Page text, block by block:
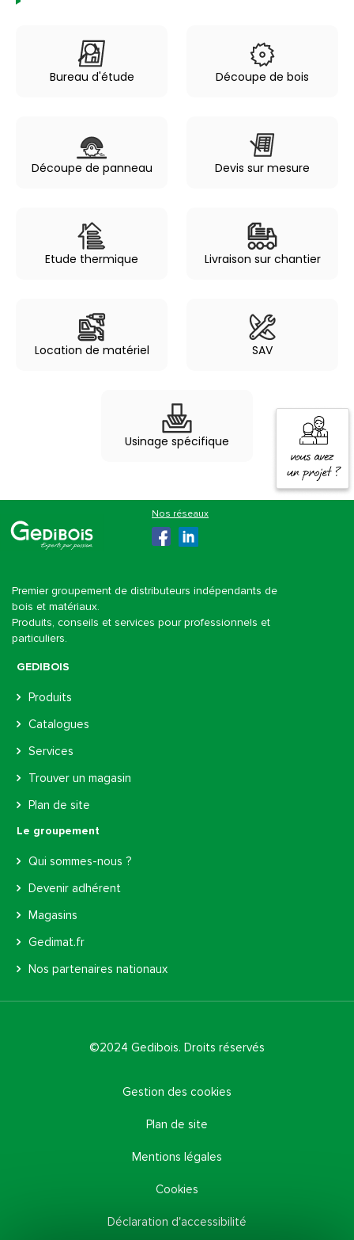
Bureau d'étude Découpe de bois
Découpe de panneau Devis sur mesure
Etude thermique Livraison sur chantier
Location de matériel SAV
Usinage spécifique
Premier groupement de distributeurs indépendants de
bois et matériaux.
Produits, conseils et services pour professionnels et
particuliers.
GEDIBOIS
Produits
Catalogues
Services
Trouver un magasin
Plan de site
Le groupement
Qui sommes-nous ?
Devenir adhérent
Magasins
Gedimat.fr
Nos partenaires nationaux
©2024 Gedibois. Droits réservés
Gestion des cookies
Plan de site
Mentions légales
Cookies
Déclaration d'accessibilité